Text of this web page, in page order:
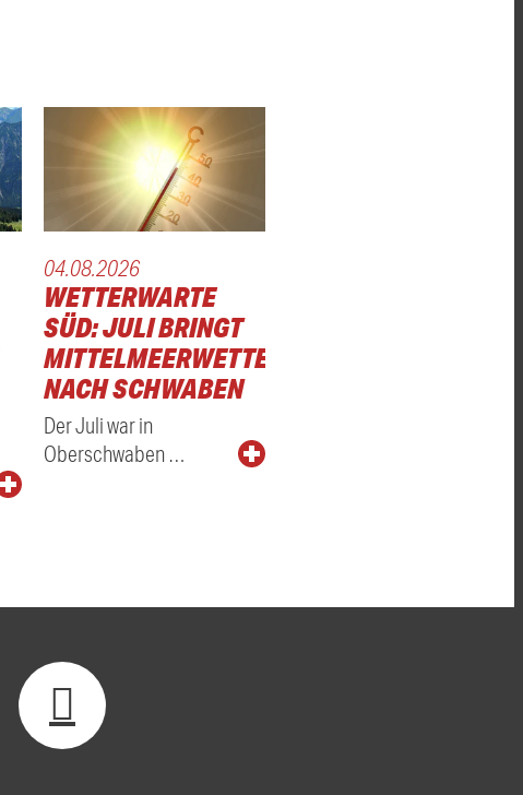
04.08.2026
WETTERWARTE
SÜD: JULI BRINGT
MITTELMEERWETTER
NACH SCHWABEN
Der Juli war in
Oberschwaben …